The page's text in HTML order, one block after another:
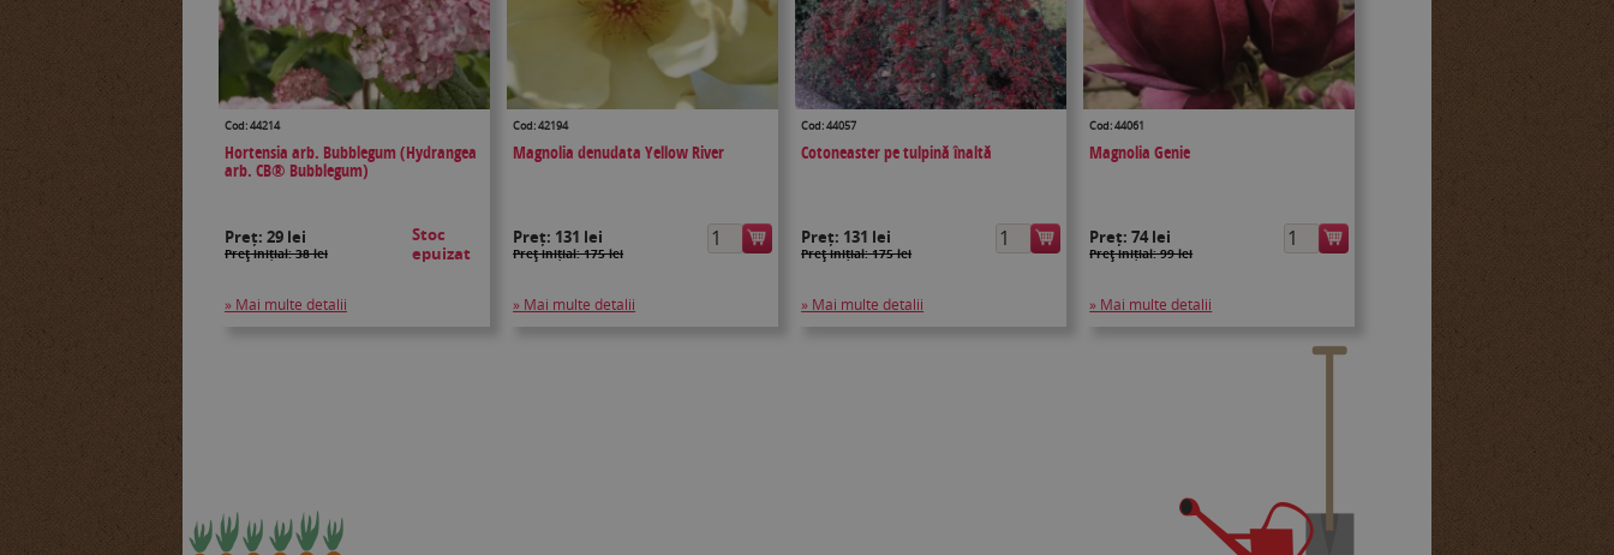
Cod: 44214
Hortensia arb. Bubblegum (Hydrangea
arb. CB® Bubblegum)
Stoc
epuizat
Preț: 29 lei
Preţ inițial: 38 lei
» Mai multe detalii
Cod: 42194
Magnolia denudata Yellow River
Preț: 131 lei
Preţ inițial: 175 lei
» Mai multe detalii
Cod: 44057
Cotoneaster pe tulpină înaltă
Preț: 131 lei
Preţ inițial: 175 lei
» Mai multe detalii
Cod: 44061
Magnolia Genie
Preț:74 lei
Preţ inițial: 99 lei
» Mai multe detalii